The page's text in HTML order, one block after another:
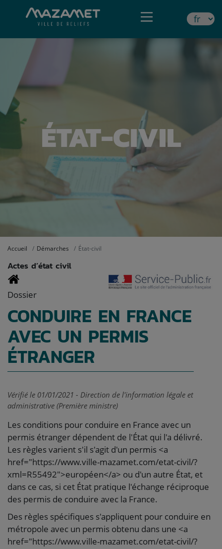
ÉTAT-CIVIL
Accueil Démarches État-civil
Actes d’état civil
Dossier
CONDUIRE EN FRANCE
AVEC UN PERMIS
ÉTRANGER
Vérifié le 01/01/2021 - Direction de l'information légale et
administrative (Première ministre)
Les conditions pour conduire en France avec un
permis étranger dépendent de l'État qui l'a délivré.
Les règles varient s'il s'agit d'un permis <a
href="https://www.ville-mazamet.com/etat-civil/?
xml=R55492">européen</a> ou d'un autre État, et
dans ce cas, si cet État pratique l'échange réciproque
des permis de conduire avec la France.
Des règles spécifiques s'appliquent pour conduire en
métropole avec un permis obtenu dans une <a
href="https://www.ville-mazamet.com/etat-civil/?